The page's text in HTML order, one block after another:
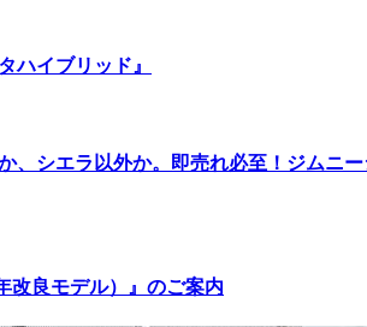
ハイブリッド』
、シエラ以外か。即売れ必至！ジムニ
改良モデル）』のご案内